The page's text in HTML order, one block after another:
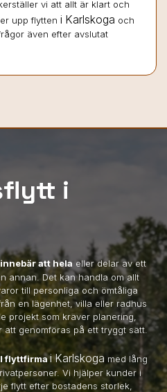
vi att allt är klart och
upp flytten i Karlskoga och
även efter avslutat
i
innebär att hela eller delar av ett
annan. Det kan handla om allt
till personliga och ömtåliga
en lägenhet, villa eller radhus
projekt som kräver planering,
genomföras på ett tryggt sätt.
flyttfirmai Karlskoga med lång
Vi hjälper kunder i
flytt efter bostadens storlek,